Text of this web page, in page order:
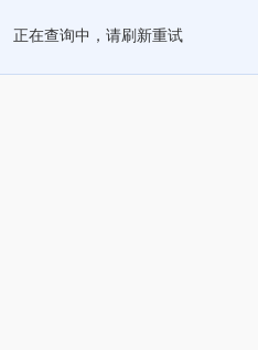
正在查询中，请刷新重试